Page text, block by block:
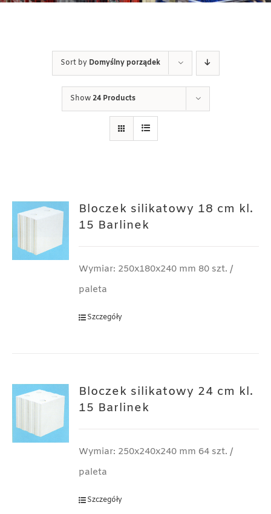
Sort by Domyślny porządek
Show24 Products
Bloczek silikatowy 18 cm kl.
15 Barlinek
Wymiar: 250x180x240 mm 80 szt. /
paleta
Szczegóły
Bloczek silikatowy 24 cm kl.
15 Barlinek
Wymiar: 250x240x240 mm 64 szt. /
paleta
Szczegóły